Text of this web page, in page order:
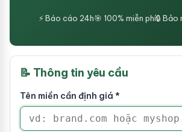
⚡ Báo cáo 24h🎯 100% miễn phí🔒
📝 Thông tin yêu cầu
Tên miền cần định giá *